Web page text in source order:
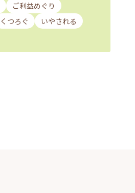
ご利益めぐり
くつろぐ
いやされる